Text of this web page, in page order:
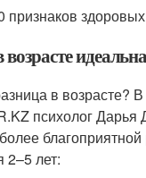
признаков
в возрасте?
психолог Дарья
2–5 лет: